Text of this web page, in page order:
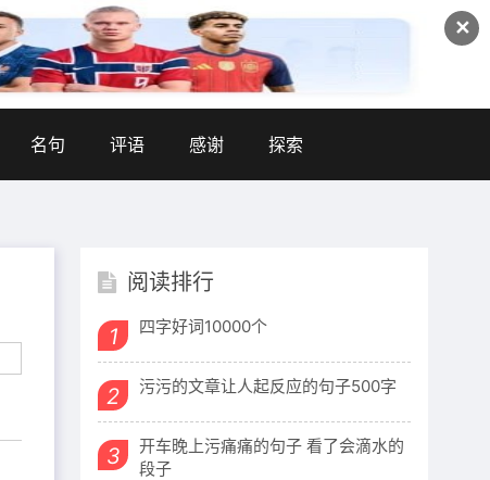
✕
名句 评语 感谢 探索
阅读排行
1 四字好词10000个
2 污污的文章让人起反应的句子500字
3
开车晚上污痛痛的句子 看了会滴水的
段子